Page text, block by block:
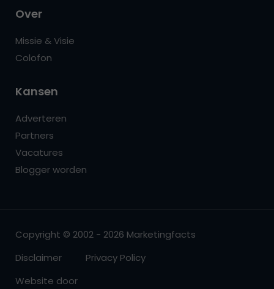
Over
Missie & Visie
Colofon
Kansen
Adverteren
Partners
Vacatures
Blogger worden
Copyright © 2002 - 2026 Marketingfacts
Disclaimer
Privacy Policy
Website door